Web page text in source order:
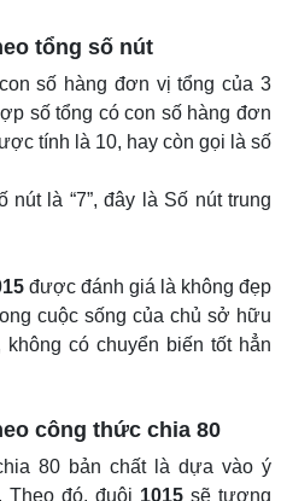
tổng số nút
số hàng đơn vị tổng của 3
số tổng có con số hàng đơn
tính là 10, hay còn gọi là số
nút là “7”, đây là Số nút trung
được đánh giá là không đẹp
cuộc sống của chủ sở hữu
có chuyển biến tốt hẳn
công thức chia 80
80 bản chất là dựa vào ý
Theo đó, đuôi 1015 sẽ tương